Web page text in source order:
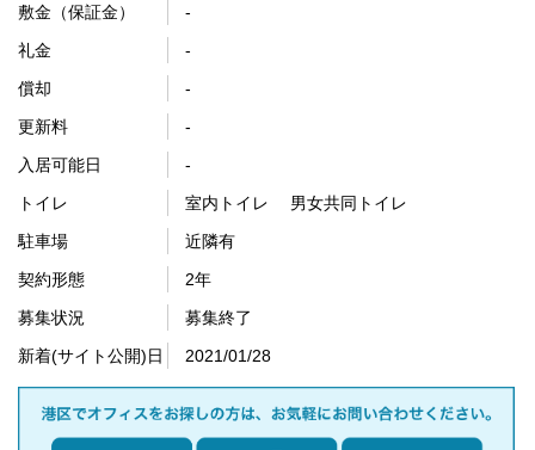
敷金（保証金）
-
礼金
-
償却
-
更新料
-
入居可能日
-
トイレ
室内トイレ 男女共同トイレ
駐車場
近隣有
契約形態
2年
募集状況
募集終了
新着(サイト公開)日
2021/01/28